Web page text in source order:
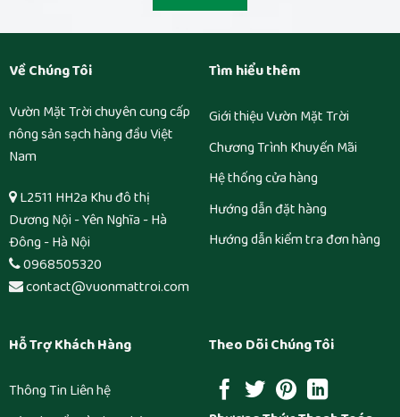
Về Chúng Tôi
Vườn Mặt Trời chuyên cung cấp
nông sản sạch hàng đầu Việt
Nam
L2511 HH2a Khu đô thị
Dương Nội - Yên Nghĩa - Hà
Đông - Hà Nội
0968505320
contact@vuonmattroi.com
Tìm hiểu thêm
Giới thiệu Vườn Mặt Trời
Chương Trình Khuyến Mãi
Hệ thống cửa hàng
Hướng dẫn đặt hàng
Hướng dẫn kiểm tra đơn hàng
Hỗ Trợ Khách Hàng
Thông Tin Liên hệ
Theo Dõi Chúng Tôi